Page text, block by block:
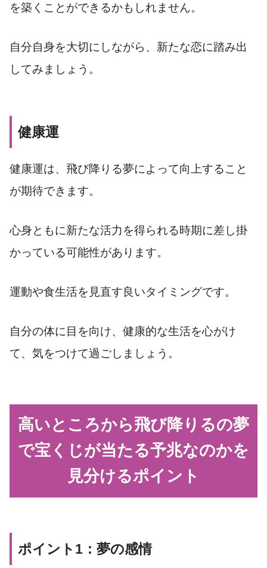
を築くことができるかもしれません。
自分自身を大切にしながら、新たな恋に踏み出
してみましょう。
健康運
健康運は、飛び降りる夢によって向上すること
が期待できます。
心身ともに新たな活力を得られる時期に差し掛
かっている可能性があります。
運動や食生活を見直す良いタイミングです。
自分の体に目を向け、健康的な生活を心がけ
て、気をつけて過ごしましょう。
高いところから飛び降りるの夢
で宝くじが当たる予兆なのかを
見分けるポイント
ポイント1：夢の感情